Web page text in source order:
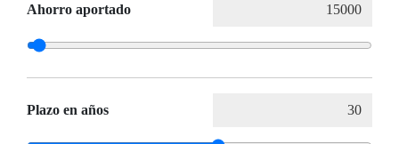
Ahorro aportado
Plazo en años